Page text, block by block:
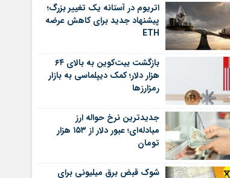
آپارات
اپلیکیشن
مرا به خاطر بسپار
اتریوم در آستانه یک تغییر بزرگ؛
پیشنهاد جدید برای کاهش عرضه
ETH
بازگشت بیت‌کوین به بالای ۶۴
هزار دلار؛ کمک دیپلماسی به بازار
رمزارزها
جدیدترین نرخ حواله ارز
مبادله‌ای؛ عبور دلار از ۱۵۳ هزار
تومان
شوک قبض برق میلیونی برای